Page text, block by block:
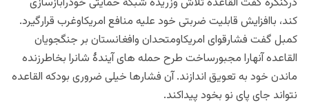
کند، باافزایش قابلیت ضربتی خود علیه منافع امریکاوغرب قرارگیرد.
کمبل گفت فشارقوای امریکاومتحدان وافغانستان بر جنگجویان
القاعده آنهارا مجبورساخت طرح حمله های آیندۀ شانرا بخاطرزنده
ماندن خود به تعویق اندازند. آن فشارها خیلی ضروری بودکه القاعده
نتواند جای پای نو بخود پیداکند.